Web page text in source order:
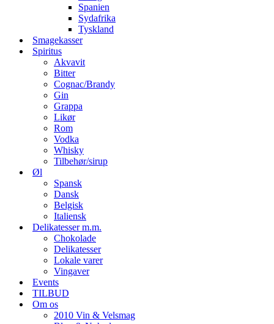
Spanien
Sydafrika
Tyskland
Smagekasser
Spiritus
Akvavit
Bitter
Cognac/Brandy
Gin
Grappa
Likør
Rom
Vodka
Whisky
Tilbehør/sirup
Øl
Spansk
Dansk
Belgisk
Italiensk
Delikatesser m.m.
Chokolade
Delikatesser
Lokale varer
Vingaver
Events
TILBUD
Om os
2010 Vin & Velsmag